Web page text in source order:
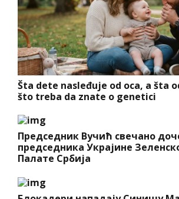
Šta dete nasleđuje od oca, a šta
što treba da znate o genetici
Председник Вучић свечано
председника Украјине
Палате Србија